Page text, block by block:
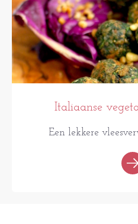
Italiaanse
Een lekkere